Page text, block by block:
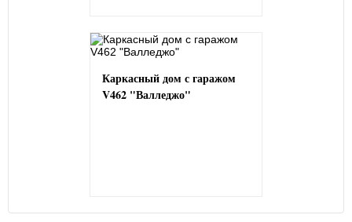
Каркасный дом с гаражом
V462 "Валледжо"